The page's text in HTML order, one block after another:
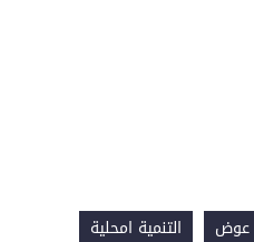
عوض التنمية امحلية